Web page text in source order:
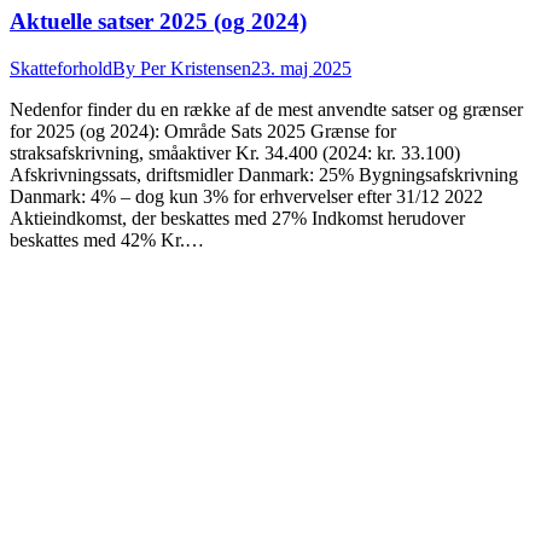
Aktuelle satser 2025 (og 2024)
SkatteforholdBy Per Kristensen23. maj 2025
Nedenfor finder du en række af de mest anvendte satser og grænser
for 2025 (og 2024): Område Sats 2025 Grænse for
straksafskrivning, småaktiver Kr. 34.400 (2024: kr. 33.100)
Afskrivningssats, driftsmidler Danmark: 25% Bygningsafskrivning
Danmark: 4% – dog kun 3% for erhvervelser efter 31/12 2022
Aktieindkomst, der beskattes med 27% Indkomst herudover
beskattes med 42% Kr.…